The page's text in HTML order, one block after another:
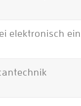
elektronisch